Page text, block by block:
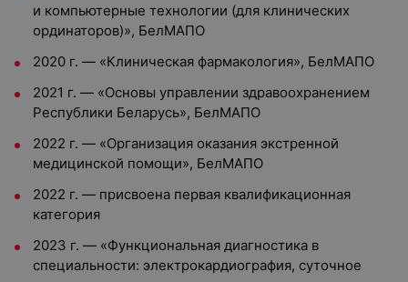
и компьютерные технологии (для клинических
ординаторов)», БелМАПО
2020 г. — «Клиническая фармакология», БелМАПО
2021 г. — «Основы управлении здравоохранением
Республики Беларусь», БелМАПО
2022 г. — «Организация оказания экстренной
медицинской помощи», БелМАПО
2022 г. — присвоена первая квалификационная
категория
2023 г. — «Функциональная диагностика в
специальности: электрокардиография, суточное